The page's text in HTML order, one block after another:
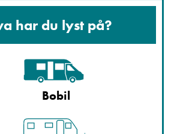
har du lyst på?
Bobil